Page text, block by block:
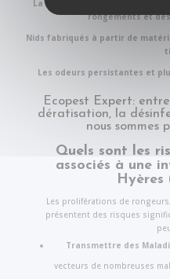
La nuit, on entend des bruits
rongements et
Nids fabriqués à partir de
Les odeurs persistantes et
Ecopest Expert:
dératisation, la
nous sommes
Quels sont les
associés à une
Les proliférations de
présentent des risques
Transmettre des
vecteurs de nombreuses